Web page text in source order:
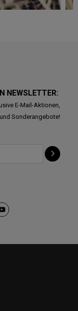
NEWSLETTER:
E-Mail-Aktionen,
Sonderangebote!